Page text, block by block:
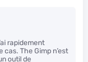
rapidement
cas. The Gimp n’est
outil de